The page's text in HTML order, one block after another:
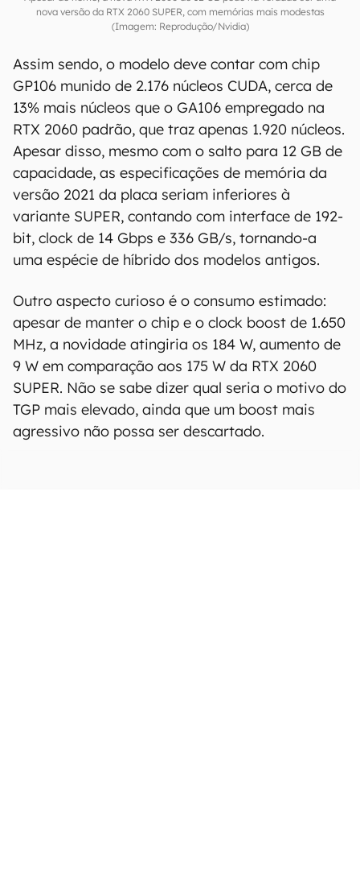
nova versão da RTX 2060 SUPER, com memórias mais modestas
(Imagem: Reprodução/Nvidia)
Assim sendo, o modelo deve contar com chip
GP106 munido de 2.176 núcleos CUDA, cerca de
13% mais núcleos que o GA106 empregado na
RTX 2060 padrão, que traz apenas 1.920 núcleos.
Apesar disso, mesmo com o salto para 12 GB de
capacidade, as especificações de memória da
versão 2021 da placa seriam inferiores à
variante SUPER, contando com interface de 192-
bit, clock de 14 Gbps e 336 GB/s, tornando-a
uma espécie de híbrido dos modelos antigos.
Outro aspecto curioso é o consumo estimado:
apesar de manter o chip e o clock boost de 1.650
MHz, a novidade atingiria os 184 W, aumento de
9 W em comparação aos 175 W da RTX 2060
SUPER. Não se sabe dizer qual seria o motivo do
TGP mais elevado, ainda que um boost mais
agressivo não possa ser descartado.